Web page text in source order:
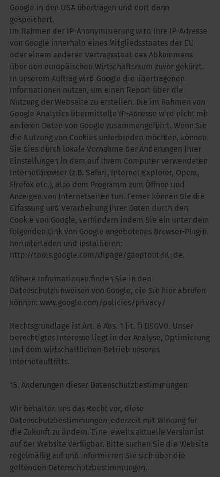
Google in den USA übertragen und dort dann
gespeichert.
Im Rahmen der IP-Anonymisierung wird Ihre IP-Adresse
von Google innerhalb eines Mitgliedsstaates der EU
oder einem anderen Vertragsstaat des Abkommens
über den europäischen Wirtschaftsraum zuvor gekürzt.
In unserem Auftrag wird Google die übertragenen
Informationen nutzen, um einen Report über die
Nutzung der Webseite zu erstellen. Die im Rahmen von
Google Analytics übermittelte IP-Adresse wird nicht mit
anderen Daten von Google zusammengeführt. Wenn Sie
die Nutzung von Cookies unterbinden möchten, können
Sie dies durch lokale Vornahme der Änderungen Ihrer
Einstellungen in dem auf Ihrem Computer verwendeten
Internetbrowser (z.B. Safari, Internet Explorer, Opera,
Firefox etc.), also dem Programm zum Öffnen und
Anzeigen von Internetseiten tun. Ferner können Sie die
Erfassung und Verarbeitung Ihrer Daten durch den
Cookie von Google, verhindern indem Sie ein unter dem
folgenden Link von Google angebotenes Browser-Plugin
herunterladen und installieren:
http://tools.google.com/dlpage/gaoptout?hl=de.
Nähere Informationen finden Sie in den
Datenschutzhinweisen von Google, die Sie hier abrufen
können: www.google.com/policies/privacy/
Rechtsgrundlage ist Art. 6 Abs. 1 lit. f) DSGVO. Unser
berechtigtes Interesse liegt in der Analyse, Optimierung
und dem wirtschaftlichen Betrieb unseres
Internetauftritts.
15. Änderungen dieser Datenschutzbestimmungen
Wir behalten uns das Recht vor, diese
Datenschutzbestimmungen jederzeit mit Wirkung für
die Zukunft zu ändern. Eine jeweils aktuelle Version ist
auf der Website verfügbar. Bitte suchen Sie die Website
regelmäßig auf und informieren Sie sich über die
geltenden Datenschutzbestimmungen.